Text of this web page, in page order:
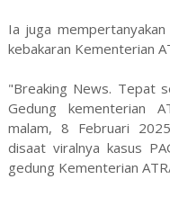
Ia juga
kebakaran Kementerian
"Breaking News. Tepat
Gedung kementerian
malam, 8 Februari
disaat viralnya kasus
gedung Kementerian